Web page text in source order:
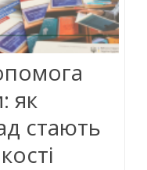
як
стають